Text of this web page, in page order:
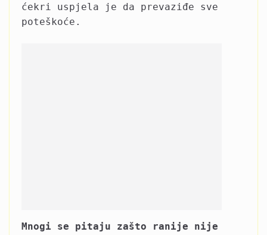
ćekri uspjela je da prevaziđe sve
poteškoće.
Mnogi se pitaju zašto ranije nije